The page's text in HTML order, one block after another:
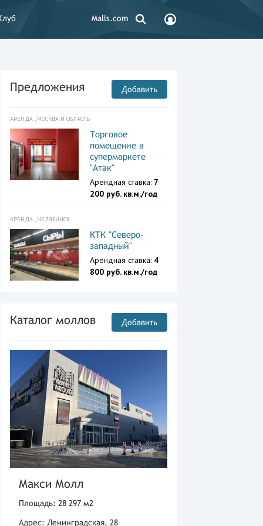
Malls.com
Предложения Добавить
АРЕНДА , МОСКВА И ОБЛАСТЬ
Торговое
помещение в
супермаркете
"Атак"
Арендная ставка: 7
200 руб. кв.м./год
АРЕНДА , ЧЕЛЯБИНСК
КТК "Северо-
западный"
Арендная ставка: 4
800 руб. кв.м./год
Каталог моллов Добавить
Макси Молл
Площадь: 28 297 м2
Адрес: Ленинградская, 28